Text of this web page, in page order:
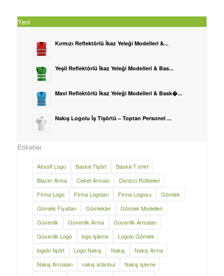
Yeni
Kırmızı Reflektörlü İkaz Yeleği Modelleri &...
Yeşil Reflektörlü İkaz Yeleği Modelleri & Bas...
Mavi Reflektörlü İkaz Yeleği Modelleri & Bask�...
Nakış Logolu İş Tişörtü – Toptan Personel ...
Etiketler
Airsoft Logo Baskılı Tişört
Baskılı T shirt
Blazer Arma
Ceket Arması
Denizci Rütbeleri
Firma Logo
Firma Logoları Firma Logosu
Gömlek
Gömlek Fiyatları
Gömlekler
Gömlek Modelleri
Güvenlik
Güvenlik Arma
Güvenlik Armaları
Güvenlik Logo
logo işleme
Logolu Gömlek
logolu tişört
Logo Nakış Nakış
Nakış Arma
Nakış Armaları
nakış istanbul
Nakış işleme